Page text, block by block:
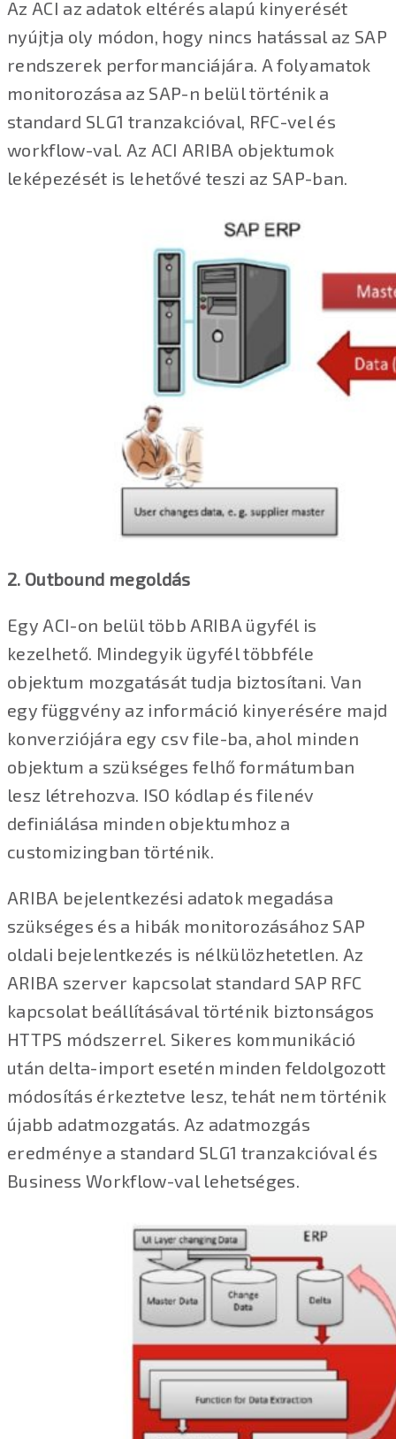
Az ACI az adatok eltérés alapú kinyerését
nyújtja oly módon, hogy nincs hatással az SAP
rendszerek performanciájára. A folyamatok
monitorozása az SAP-n belül történik a
standard SLG1 tranzakcióval, RFC-vel és
workflow-val. Az ACI ARIBA objektumok
leképezését is lehetővé teszi az SAP-ban.
2. Outbound megoldás
Egy ACI-on belül több ARIBA ügyfél is
kezelhető. Mindegyik ügyfél többféle
objektum mozgatását tudja biztosítani. Van
egy függvény az információ kinyerésére majd
konverziójára egy csv file-ba, ahol minden
objektum a szükséges felhő formátumban
lesz létrehozva. ISO kódlap és filenév
definiálása minden objektumhoz a
customizingban történik.
ARIBA bejelentkezési adatok megadása
szükséges és a hibák monitorozásához SAP
oldali bejelentkezés is nélkülözhetetlen. Az
ARIBA szerver kapcsolat standard SAP RFC
kapcsolat beállításával történik biztonságos
HTTPS módszerrel. Sikeres kommunikáció
után delta-import esetén minden feldolgozott
módosítás érkeztetve lesz, tehát nem történik
újabb adatmozgatás. Az adatmozgás
eredménye a standard SLG1 tranzakcióval és
Business Workflow-val lehetséges.